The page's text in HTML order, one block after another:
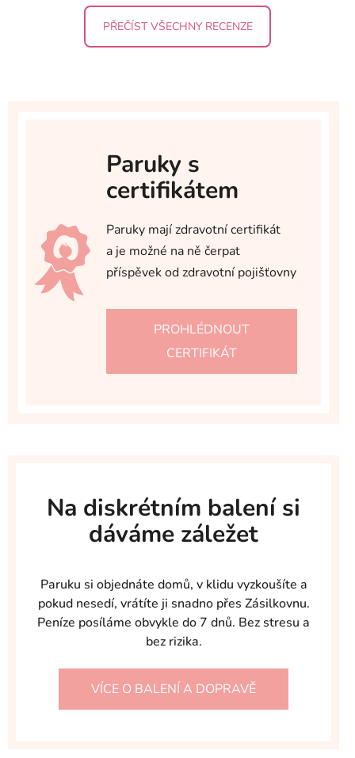
PŘEČÍST VŠECHNY RECENZE
Paruky s
certifikátem
Paruky mají zdravotní certifikát
a je možné na ně čerpat
příspěvek od zdravotní pojišťovny
PROHLÉDNOUT
CERTIFIKÁT
Na diskrétním balení si
dáváme záležet
Paruku si objednáte domů, v klidu vyzkoušíte a
pokud nesedí, vrátíte ji snadno přes Zásilkovnu.
Peníze posíláme obvykle do 7 dnů. Bez stresu a
bez rizika.
VÍCE O BALENÍ A DOPRAVĚ